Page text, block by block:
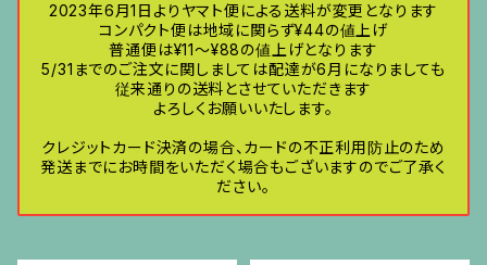
2023年6月1日よりヤマト便による送料が変更となります
コンパクト便は地域に関らず¥44の値上げ
普通便は¥11〜¥88の値上げとなります
5/31までのご注文に関しましては配達が6月になりましても
従来通りの送料とさせていただきます
よろしくお願いいたします。
クレジットカード決済の場合、カードの不正利用防止のため
発送までにお時間をいただく場合もございますのでご了承く
ださい。